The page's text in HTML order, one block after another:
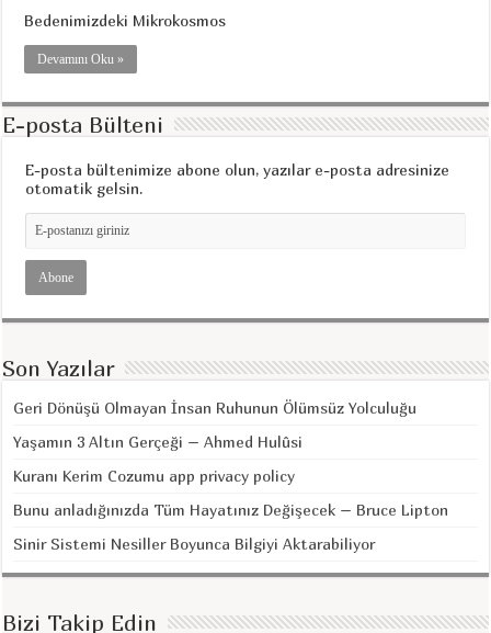
Bedenimizdeki Mikrokosmos
Devamını Oku »
E-posta Bülteni
E-posta bültenimize abone olun, yazılar e-posta adresinize
otomatik gelsin.
Son Yazılar
Geri Dönüşü Olmayan İnsan Ruhunun Ölümsüz Yolculuğu
Yaşamın 3 Altın Gerçeği – Ahmed Hulûsi
Kuranı Kerim Cozumu app privacy policy
Bunu anladığınızda Tüm Hayatınız Değişecek – Bruce Lipton
Sinir Sistemi Nesiller Boyunca Bilgiyi Aktarabiliyor
Bizi Takip Edin